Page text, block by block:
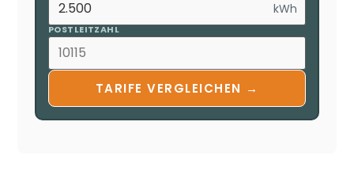
kWh
POSTLEITZAHL
TARIFE VERGLEICHEN →